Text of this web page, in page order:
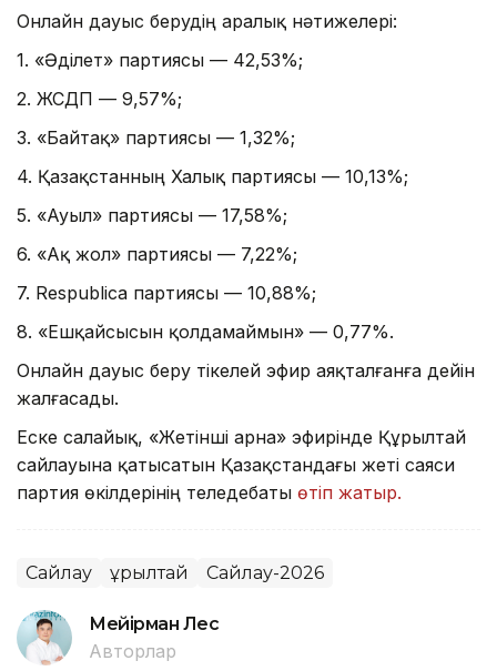
Онлайн дауыс берудің аралық нәтижелері:
1. «Әділет» партиясы — 42,53%;
2. ЖСДП — 9,57%;
3. «Байтақ» партиясы — 1,32%;
4. Қазақстанның Халық партиясы — 10,13%;
5. «Ауыл» партиясы — 17,58%;
6. «Ақ жол» партиясы — 7,22%;
7. Respublica партиясы — 10,88%;
8. «Ешқайсысын қолдамаймын» — 0,77%.
Онлайн дауыс беру тікелей эфир аяқталғанға дейін
жалғасады.
Еске салайық, «Жетінші арна» эфирінде Құрылтай
сайлауына қатысатын Қазақстандағы жеті саяси
партия өкілдерінің теледебаты өтіп жатыр.
Сайлау Құрылтай Сайлау-2026
Мейірман Лес
Авторлар